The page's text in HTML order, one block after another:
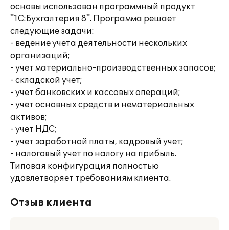
основы использован программный продукт
"1С:Бухгалтерия 8". Программа решает
следующие задачи:
- ведение учета деятельности нескольких
организаций;
- учет материально-производственных запасов;
- складской учет;
- учет банковских и кассовых операций;
- учет основных средств и нематериальных
активов;
- учет НДС;
- учет заработной платы, кадровый учет;
- налоговый учет по налогу на прибыль.
Типовая конфигурация полностью
удовлетворяет требованиям клиента.
Отзыв клиента